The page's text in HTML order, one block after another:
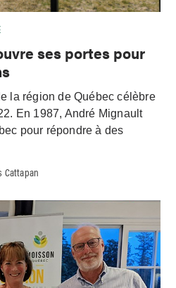
ses portes pour
la région de Québec célèbre
En 1987, André Mignault
pour répondre à des
Cattapan